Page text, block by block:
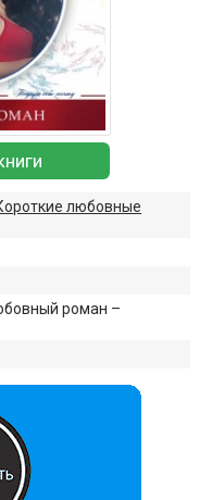
любовные
роман –